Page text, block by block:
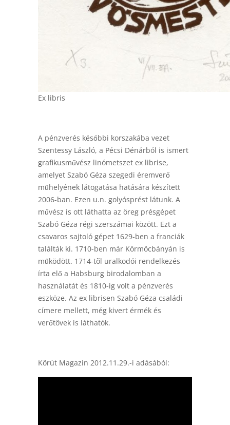
Ex libris
A pénzverés későbbi korszakába vezet
Szentessy László, a Pécsi Dénárból is ismert
grafikusművész linómetszet ex librise,
amelyet Szabó Géza szegedi éremverő
műhelyének látogatása hatására készített
2006-ban. Ezen u.n. golyósprést látunk. A
művész is ott láthatta az öreg présgépet
Szabó Géza régi szerszámai között. Ezt a
csavaros sajtoló gépet 1629-ben a franciák
találták ki. 1710-ben már Körmöcbányán is
működött. 1714-tõl uralkodói rendelkezés
írta elő a Habsburg birodalomban a
használatát és 1810-ig volt a pénzverés
eszköze. Az ex librisen Szabó Géza családi
címere mellett, még kivert érmék és
verőtövek is láthatók.
Körút Magazin 2012.11.29.-i adásából: